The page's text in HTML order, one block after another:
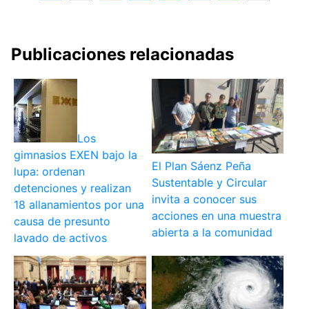
Publicaciones relacionadas
Los
gimnasios EXEN bajo la
lupa: ordenan
detenciones y realizan
18 allanamientos por una
causa de presunto
lavado de activos
El Plan Sáenz Peña
Sustentable y Circular
invita a conocer sus
acciones en una muestra
abierta a la comunidad